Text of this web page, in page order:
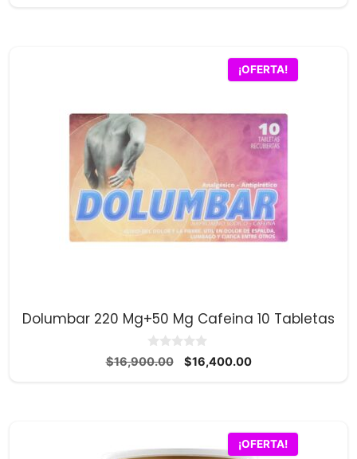
¡OFERTA!
Dolumbar 220 Mg+50 Mg Cafeina 10 Tabletas
0
d
$16,900.00
El
$16,400.00El
¡OFERTA!